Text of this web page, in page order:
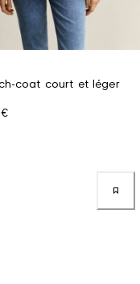
coat court et léger